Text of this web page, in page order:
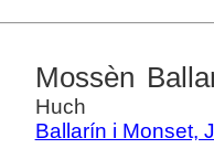
Mossèn
Huch
Ballarín i Monset,